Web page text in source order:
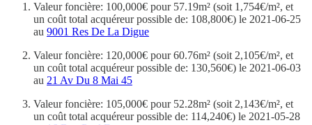
Valeur foncière: 100,000€ pour 57.19m² (soit 1,754€/m², et
un coût total acquéreur possible de: 108,800€) le 2021-06-25
au 9001 Res De La Digue
Valeur foncière: 120,000€ pour 60.76m² (soit 2,105€/m², et
un coût total acquéreur possible de: 130,560€) le 2021-06-03
au 21 Av Du 8 Mai 45
Valeur foncière: 105,000€ pour 52.28m² (soit 2,143€/m², et
un coût total acquéreur possible de: 114,240€) le 2021-05-28